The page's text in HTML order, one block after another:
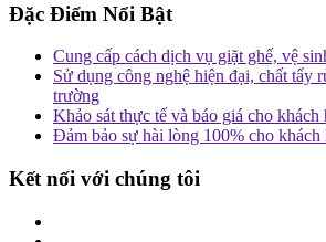
Đặc Điểm Nổi Bật
Cung cấp cách dịch vụ giặt ghế, vệ
Sử dụng công nghệ hiện đại, chất tẩy
trường
Khảo sát thực tế và báo giá cho khách
Đảm bảo sự hài lòng 100% cho khách
Kết nối với chúng tôi